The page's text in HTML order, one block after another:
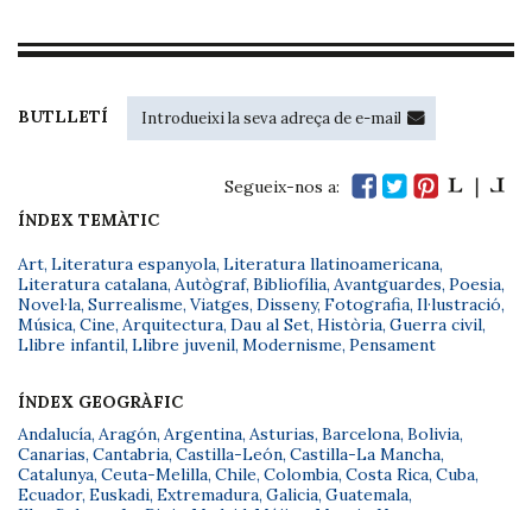
BUTLLETÍ
Segueix-nos a:
ÍNDEX TEMÀTIC
Art, Literatura espanyola, Literatura llatinoamericana,
Literatura catalana, Autògraf, Bibliofília, Avantguardes, Poesia,
Novel·la, Surrealisme, Viatges, Disseny, Fotografia, Il·lustració,
Música, Cine, Arquitectura, Dau al Set, Història, Guerra civil,
Llibre infantil, Llibre juvenil, Modernisme, Pensament
ÍNDEX GEOGRÀFIC
Andalucía, Aragón, Argentina, Asturias, Barcelona, Bolivia,
Canarias, Cantabria, Castilla-León, Castilla-La Mancha,
Catalunya, Ceuta-Melilla, Chile, Colombia, Costa Rica, Cuba,
Ecuador, Euskadi, Extremadura, Galicia, Guatemala,